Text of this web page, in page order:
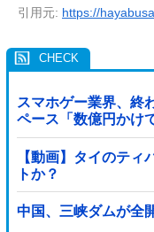
引用元: https://
スマホゲー業界、終
ペース「数億円かけ
【動画】タイのテ
トか？
中国、三峡ダムが全